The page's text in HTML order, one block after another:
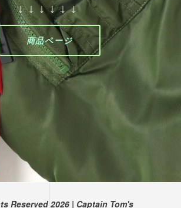
↓↓↓↓↓↓
商品ページ
Reserved 2026 | Captain Tom's